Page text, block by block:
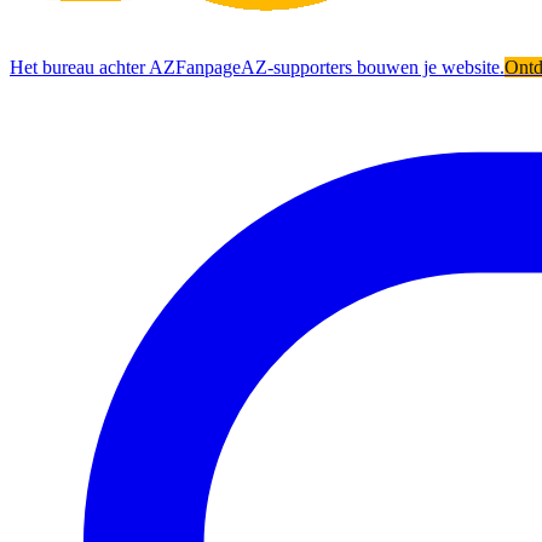
Het bureau achter AZFanpageAZ-supporters bouwen je website.